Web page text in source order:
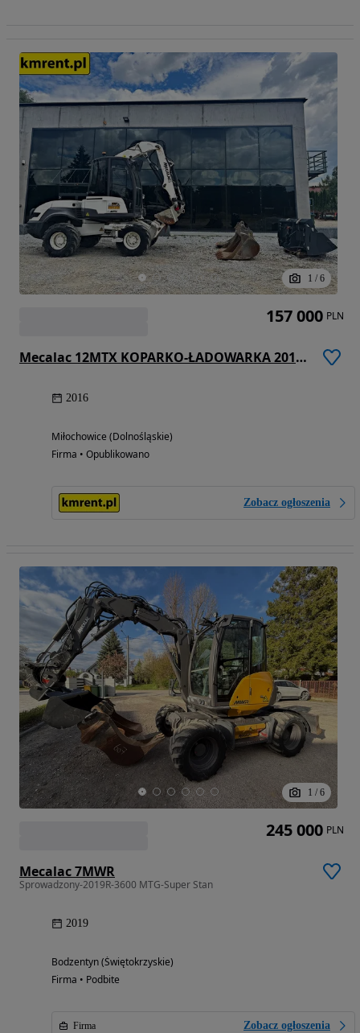
1 / 6
Mecalac 12MTX KOPARKO-ŁADOWARKA 2016R | MTX, MSX, MXT, 12, 714, JCB 3CX
2016
Miłochowice (Dolnośląskie)
Firma • Opublikowano
Zobacz ogłoszenia
157 000 PLN
1 / 6
Mecalac 7MWR
Sprowadzony-2019R-3600 MTG-Super Stan
2019
Bodzentyn (Świętokrzyskie)
Firma • Podbite
Firma Zobacz ogłoszenia
245 000 PLN